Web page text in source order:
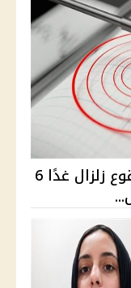
البحوث الفلكية تحسم مزاعم وقوع زلزال غدًا 6